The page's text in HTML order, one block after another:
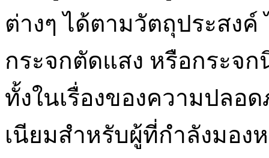
ต่างๆ ได้ตามวัตถุประสงค์
กระจกตัดแสง หรือกระจ
ทั้งในเรื่องของความปลอ
เนียมสำหรับผู้ที่กำลังมอง